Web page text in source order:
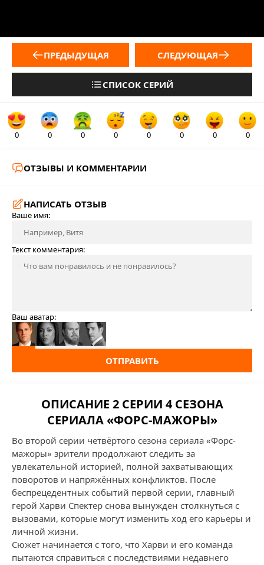
ПРЕДЫДУЩАЯ
СПИСОК СЕРИЙ
СЛЕДУЮЩАЯ
0 0 0 0 0 0 0 0
ОТЗЫВЫ И КОММЕНТАРИИ
НАПИСАТЬ ОТЗЫВ
Ваше имя:
Текст комментария:
Ваш аватар:
ОТПРАВИТЬ
ОПИСАНИЕ 2 СЕРИИ 4 СЕЗОНА
СЕРИАЛА «ФОРС-МАЖОРЫ»
Во второй серии четвёртого сезона сериала «Форс-
мажоры» зрители продолжают следить за
увлекательной историей, полной захватывающих
поворотов и напряжённых конфликтов. После
беспрецедентных событий первой серии, главный
герой Харви Спектер снова вынужден столкнуться с
вызовами, которые могут изменить ход его карьеры и
личной жизни.
Сюжет начинается с того, что Харви и его команда
пытаются справиться с последствиями недавнего